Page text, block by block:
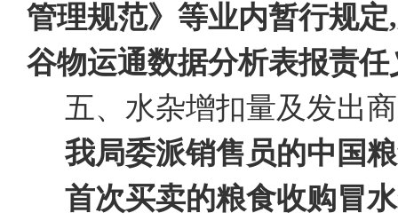
管理规范》等业内暂行规
谷物运通数据分析表报责任
五、水杂增扣量及发出
我局委派销售员的中国
首次买卖的粮食收购冒